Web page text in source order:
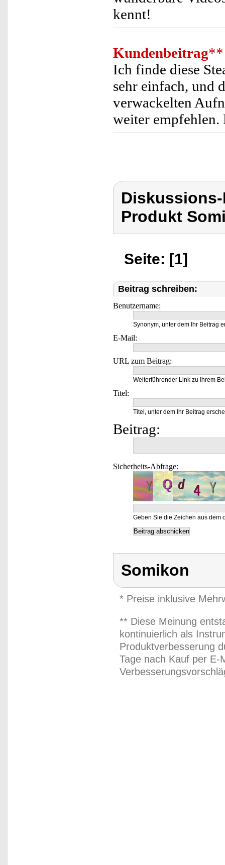
kennt!
Kundenbeitrag**
Ich finde diese
sehr einfach, und
verwackelten
weiter empfehlen.
Produkt
Seite: [1]
Beitrag schreiben:
Benutzername:
Synonym, unter dem Ihr Beitrag
E-Mail:
URL zum Beitrag:
Weiterführender Link zu Ihrem
Titel:
Titel, unter dem Ihr Beitrag
Beitrag:
Sicherheits-Abfrage:
Geben Sie die Zeichen aus dem
Somikon
* Preise inklusive
** Diese Meinung
kontinuierlich als
Produktverbesserung
Tage nach Kauf per E-